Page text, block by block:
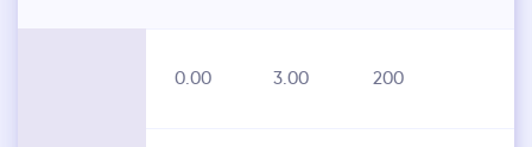
0.00 3.00 200